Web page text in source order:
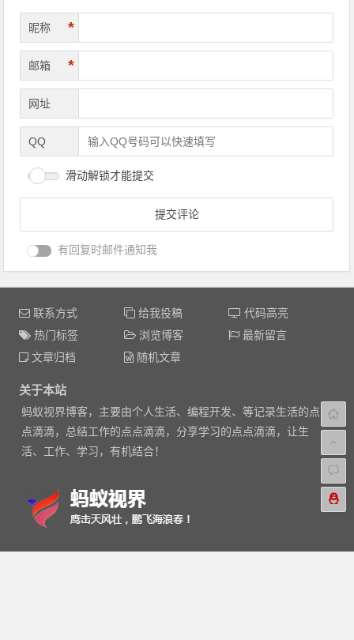
昵称 *
邮箱 *
网址
QQ
滑动解锁才能提交
有回复时邮件通知我
联系方式 给我投稿
代码高亮
热门标签
浏览博客
最新留言
文章归档
随机文章
关于本站
蚂蚁视界博客，主要由个人生活、编程开发、等记录生活的点
点滴滴，总结工作的点点滴滴，分享学习的点点滴滴，让生
活、工作、学习，有机结合！